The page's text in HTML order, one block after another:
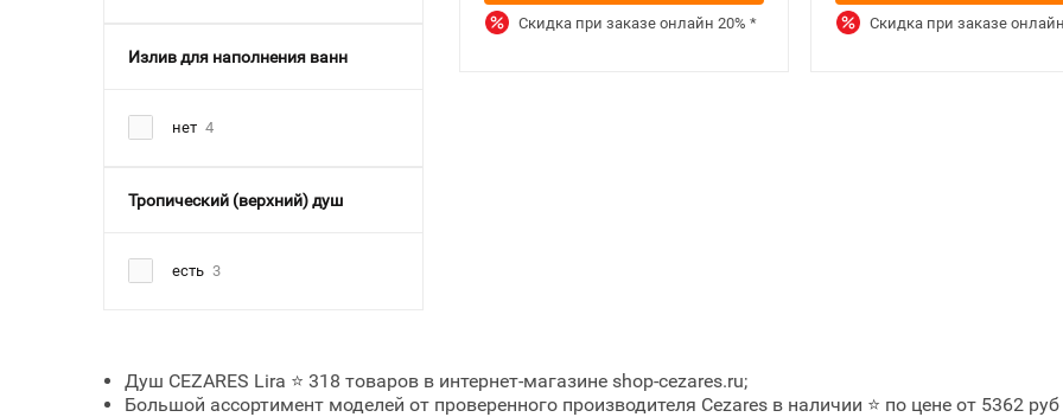
Излив для наполнения ванн
нет 4
Тропический (верхний) душ
есть 3
Скидка при заказе онлайн20%* Скидка при заказе онлайн
Душ CEZARES Lira ⭐ 318 товаров в интернет-магазине shop-cezares.ru;
Большой ассортимент моделей от проверенного производителя Cezares в наличии ⭐ по цене от 5362 руб